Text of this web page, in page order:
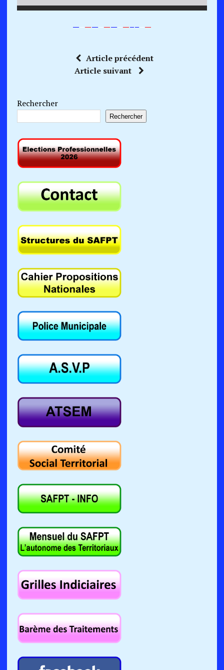
—–——–——–—–––—
Article précédent
Article suivant
Rechercher
Rechercher